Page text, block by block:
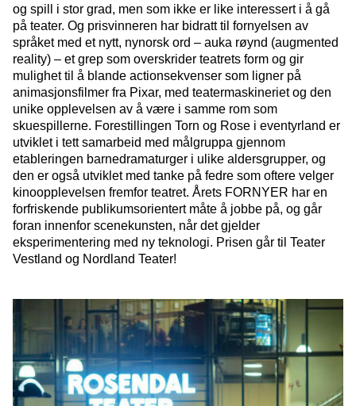
og spill i stor grad, men som ikke er like interessert i å gå
på teater. Og prisvinneren har bidratt til fornyelsen av
språket med et nytt, nynorsk ord – auka røynd (augmented
reality) – et grep som overskrider teatrets form og gir
mulighet til å blande actionsekvenser som ligner på
animasjonsfilmer fra Pixar, med teatermaskineriet og den
unike opplevelsen av å være i samme rom som
skuespillerne. Forestillingen Torn og Rose i eventyrland er
utviklet i tett samarbeid med målgruppa gjennom
etableringen barnedramaturger i ulike aldersgrupper, og
den er også utviklet med tanke på fedre som oftere velger
kinoopplevelsen fremfor teatret. Årets FORNYER har en
forfriskende publikumsorientert måte å jobbe på, og går
foran innenfor scenekunsten, når det gjelder
eksperimentering med ny teknologi. Prisen går til Teater
Vestland og Nordland Teater!